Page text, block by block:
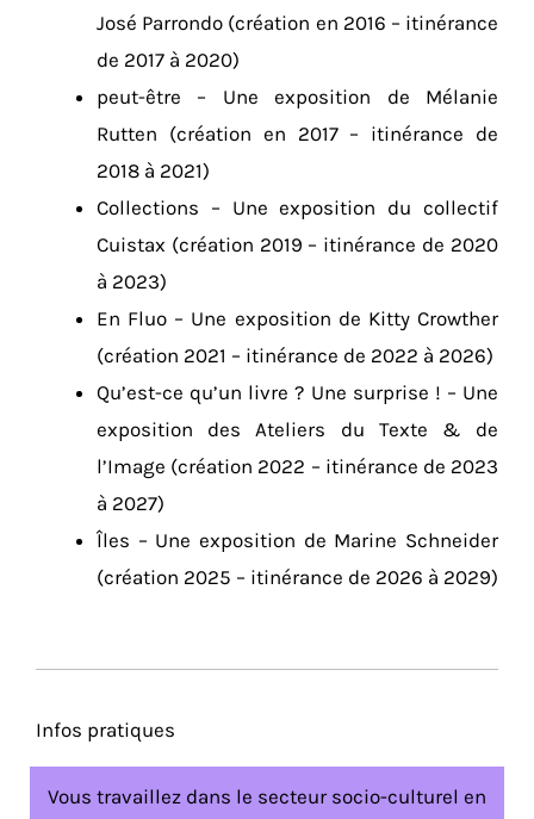
José Parrondo (création en 2016 – itinérance
de 2017 à 2020)
peut-être – Une exposition de Mélanie
Rutten (création en 2017 – itinérance de
2018 à 2021)
Collections – Une exposition du collectif
Cuistax (création 2019 – itinérance de 2020
à 2023)
En Fluo – Une exposition de Kitty Crowther
(création 2021 – itinérance de 2022 à 2026)
Qu’est-ce qu’un livre ? Une surprise ! – Une
exposition des Ateliers du Texte & de
l’Image (création 2022 – itinérance de 2023
à 2027)
Îles – Une exposition de Marine Schneider
(création 2025 – itinérance de 2026 à 2029)
Infos pratiques
Vous travaillez dans le secteur socio-culturel en